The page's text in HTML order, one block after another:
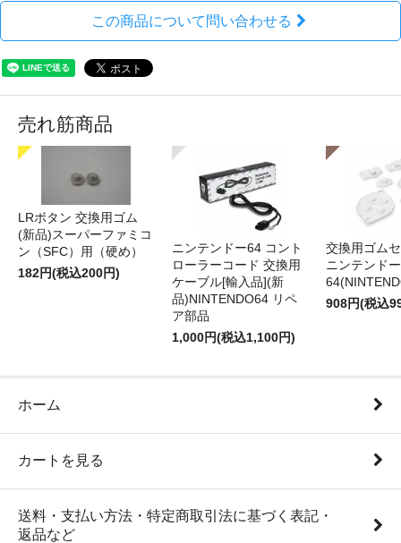
この商品について問い合わせる
売れ筋商品
LRボタン 交換用ゴム
(新品)スーパーファミコ
ン（SFC）用（硬め）
182円(税込200円)
ニンテンドー64 コント
ローラーコード 交換用
ケーブル[輸入品](新
品)NINTENDO64 リペ
ア部品
1,000円(税込1,100円)
交換用ゴム
ニンテンドー
908円(税込
ホーム
カートを見る
送料・支払い方法・特定商取引法に基づく表記・
返品など